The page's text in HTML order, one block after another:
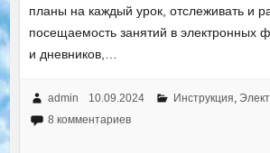
планы на каждый урок, отслеживать и
посещаемость занятий в электронных
и дневников,…
admin 10.09.2024 Инструкция,
8 комментариев